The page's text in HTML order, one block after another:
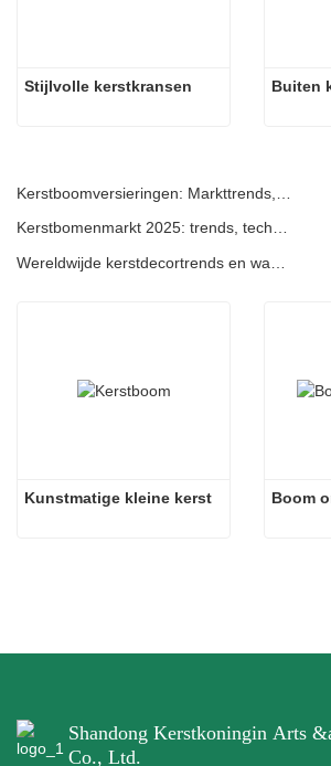
Stijlvolle kerstkransen Buiten
Kerstbomenmarkt 2025: trends, technologieën en inkoopgids voor B2B-kopers
Kunstmatige kleine kerst Boom
Shandong Kerstkoningin Arts
Co., Ltd.